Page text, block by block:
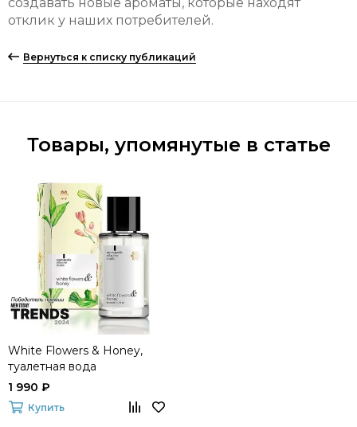
отклик у наших потребителей.
Вернуться к списку публикаций
Товары, упомянутые в статье
White Flowers & Honey,
туалетная вода
1 990 ₽
Купить